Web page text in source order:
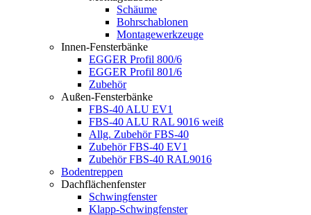
Schäume
Bohrschablonen
Montagewerkzeuge
Innen-Fensterbänke
EGGER Profil 800/6
EGGER Profil 801/6
Zubehör
Außen-Fensterbänke
FBS-40 ALU EV1
FBS-40 ALU RAL 9016 weiß
Allg. Zubehör FBS-40
Zubehör FBS-40 EV1
Zubehör FBS-40 RAL9016
Bodentreppen
Dachflächenfenster
Schwingfenster
Klapp-Schwingfenster